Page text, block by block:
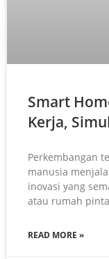
Smart
Kerja,
Perkembangan
manusia
inovasi yang
atau rumah
READ MORE »